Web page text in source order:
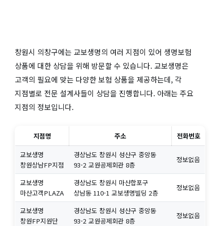
창원시 의창구에는 교보생명의 여러 지점이 있어 생명보험
상품에 대한 상담을 위해 방문할 수 있습니다. 교보생명은
고객의 필요에 맞는 다양한 보험 상품을 제공하는데, 각
지점별로 전문 설계사들이 상담을 진행합니다. 아래는 주요
지점의 정보입니다.
지점명 주소
전화번호
교보생명
창원상남FP지점
경상남도 창원시 성산구 중앙동
93-2 교원공제회관 8층
정보없음
교보생명
마산고객PLAZA
경상남도 창원시 마산합포구
상남동 110-1 교보생명빌딩 2층
정보없음
교보생명
창원FP지원단
경상남도 창원시 성산구 중앙동
93-2 교원공제회관 8층
정보없음